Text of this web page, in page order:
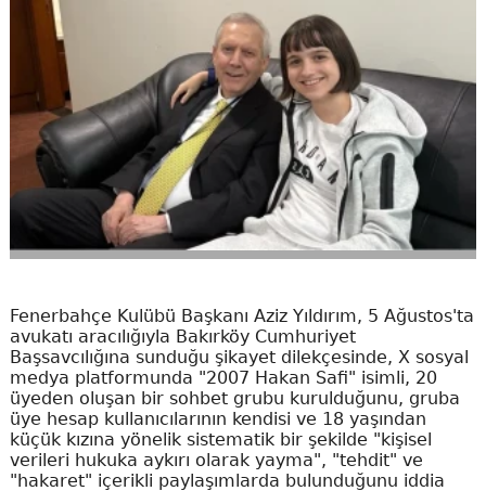
Fenerbahçe Kulübü Başkanı Aziz Yıldırım, 5 Ağustos'ta
avukatı aracılığıyla Bakırköy Cumhuriyet
Başsavcılığına sunduğu şikayet dilekçesinde, X sosyal
medya platformunda "2007 Hakan Safi" isimli, 20
üyeden oluşan bir sohbet grubu kurulduğunu, gruba
üye hesap kullanıcılarının kendisi ve 18 yaşından
küçük kızına yönelik sistematik bir şekilde "kişisel
verileri hukuka aykırı olarak yayma", "tehdit" ve
"hakaret" içerikli paylaşımlarda bulunduğunu iddia